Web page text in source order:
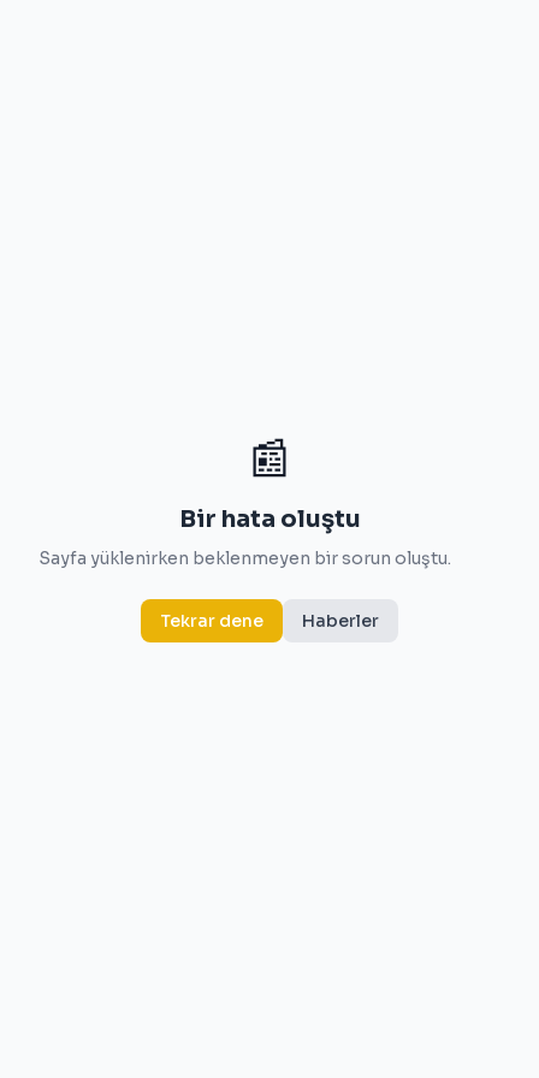
📰
Bir hata oluştu
Sayfa yüklenirken beklenmeyen bir sorun oluştu.
Tekrar dene Haberler